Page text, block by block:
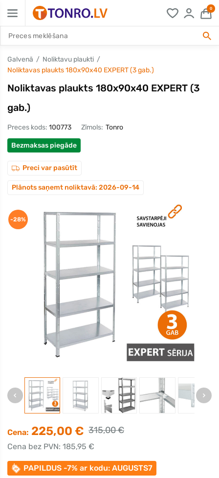
0
Galvenā
Noliktavu plaukti
Noliktavas plaukts 180x90x40 EXPERT (3 gab.)
Noliktavas plaukts 180x90x40 EXPERT (3
gab.)
Preces kods: 100773 Zīmols: Tonro
Bezmaksas piegāde
Preci var pasūtīt
Plānots saņemt noliktavā: 2026-09-14
-28%
Cena: 225,00 € 315,00 €
Cena bez PVN: 185,95 €
PAPILDUS -7% ar kodu: AUGUSTS7